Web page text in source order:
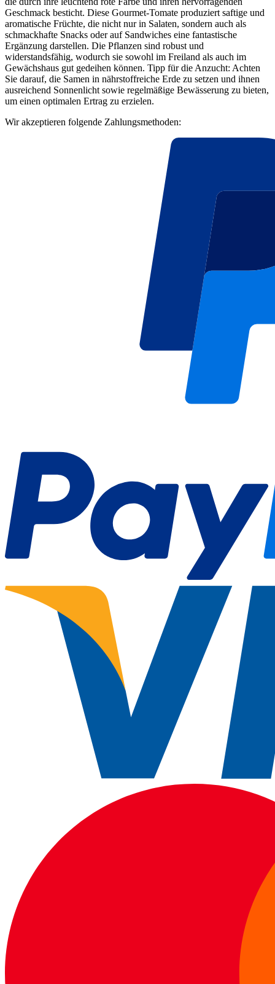
Geschmack besticht. Diese Gourmet-Tomate produziert saftige und
aromatische Früchte, die nicht nur in Salaten, sondern auch als
schmackhafte Snacks oder auf Sandwiches eine fantastische
Ergänzung darstellen. Die Pflanzen sind robust und
widerstandsfähig, wodurch sie sowohl im Freiland als auch im
Gewächshaus gut gedeihen können. Tipp für die Anzucht: Achten
Sie darauf, die Samen in nährstoffreiche Erde zu setzen und ihnen
ausreichend Sonnenlicht sowie regelmäßige Bewässerung zu bieten,
um einen optimalen Ertrag zu erzielen.
Wir akzeptieren folgende Zahlungsmethoden: